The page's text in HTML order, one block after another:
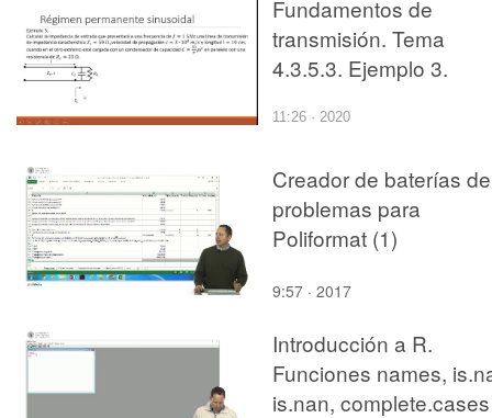
Fundamentos de
transmisión. Tema
4.3.5.3. Ejemplo 3.
11:26 · 2020
Creador de baterías de
problemas para
Poliformat (1)
9:57 · 2017
Introducción a R.
Funciones names,
is.nan, complete.cases